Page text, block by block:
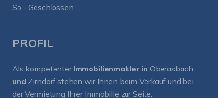
So - Geschlossen
PROFIL
Als kompetenter Immobilienmakler in Oberasbach
und Zirndorf stehen wir Ihnen beim Verkauf und bei
der Vermietung Ihrer Immobilie zur Seite.